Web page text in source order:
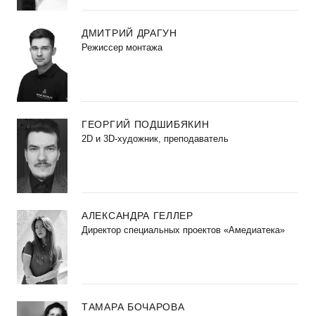
ДМИТРИЙ ДРАГУН
Режиссер монтажа
ГЕОРГИЙ ПОДШИБЯКИН
2D и 3D-художник, преподаватель
АЛЕКСАНДРА ГЕЛЛЕР
Директор специальных проектов «Амедиатека»
ТАМАРА БОЧАРОВА